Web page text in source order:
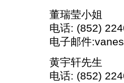
董瑞莹小姐
电话: (852)
电子邮件
黄宇轩先生
电话: (852)